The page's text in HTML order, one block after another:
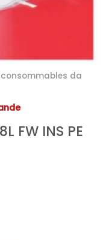
consommables da
FW INS PE